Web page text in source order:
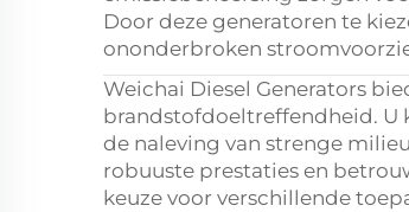
Door deze generatoren te
ononderbroken
Weichai Diesel Generators
brandstofdoeltreffendheid. U
de naleving van strenge
robuuste prestaties en
keuze voor verschillende